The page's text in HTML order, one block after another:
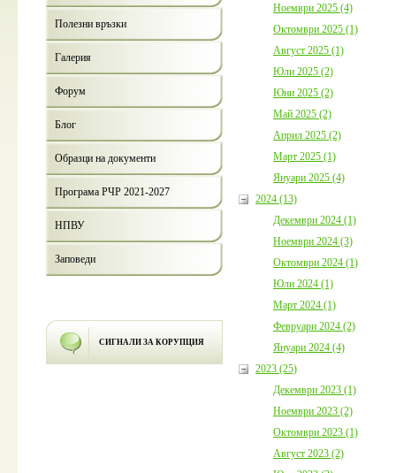
Полезни връзки
Галерия
Форум
Блог
Образци на документи
Програма РЧР 2021-2027
НПВУ
Заповеди
СИГНАЛИ ЗА КОРУПЦИЯ
Ноември 2025 (4)
Октомври 2025 (1)
Август 2025 (1)
Юли 2025 (2)
Юни 2025 (2)
Май 2025 (2)
Април 2025 (2)
Март 2025 (1)
Януари 2025 (4)
2024 (13)
Декември 2024 (1)
Ноември 2024 (3)
Октомври 2024 (1)
Юли 2024 (1)
Март 2024 (1)
Февруари 2024 (2)
Януари 2024 (4)
2023 (25)
Декември 2023 (1)
Ноември 2023 (2)
Октомври 2023 (1)
Август 2023 (2)